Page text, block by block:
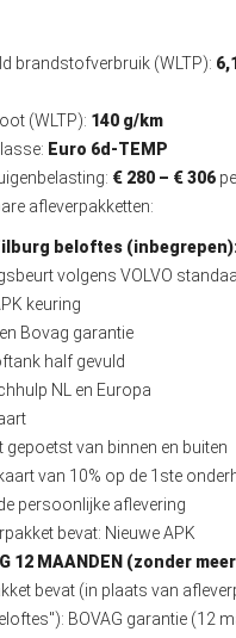
brandstofverbruik (WLTP):
(WLTP): 140 g/km
Euro 6d-TEMP
€ 280 – € 306
afleverpakketten:
beloftes
volgens VOLVO
keuring
Bovag garantie
half gevuld
NL en Europa
gepoetst van binnen en buiten
van 10% op de 1ste
persoonlijke aflevering
bevat: Nieuwe APK
12 MAANDEN (zonder
bevat (in plaats van
BOVAG garantie (12